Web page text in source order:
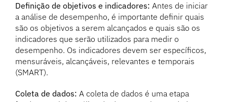
Definição de objetivos e indicadores: Antes de iniciar
a análise de desempenho, é importante definir quais
são os objetivos a serem alcançados e quais são os
indicadores que serão utilizados para medir o
desempenho. Os indicadores devem ser específicos,
mensuráveis, alcançáveis, relevantes e temporais
(SMART).
Coleta de dados: A coleta de dados é uma etapa